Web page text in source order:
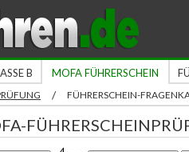
B MOFA FÜHRERSCHEIN
/ FÜHRERSCHEIN-